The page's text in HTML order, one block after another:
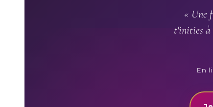
« Une
t'inities à
En